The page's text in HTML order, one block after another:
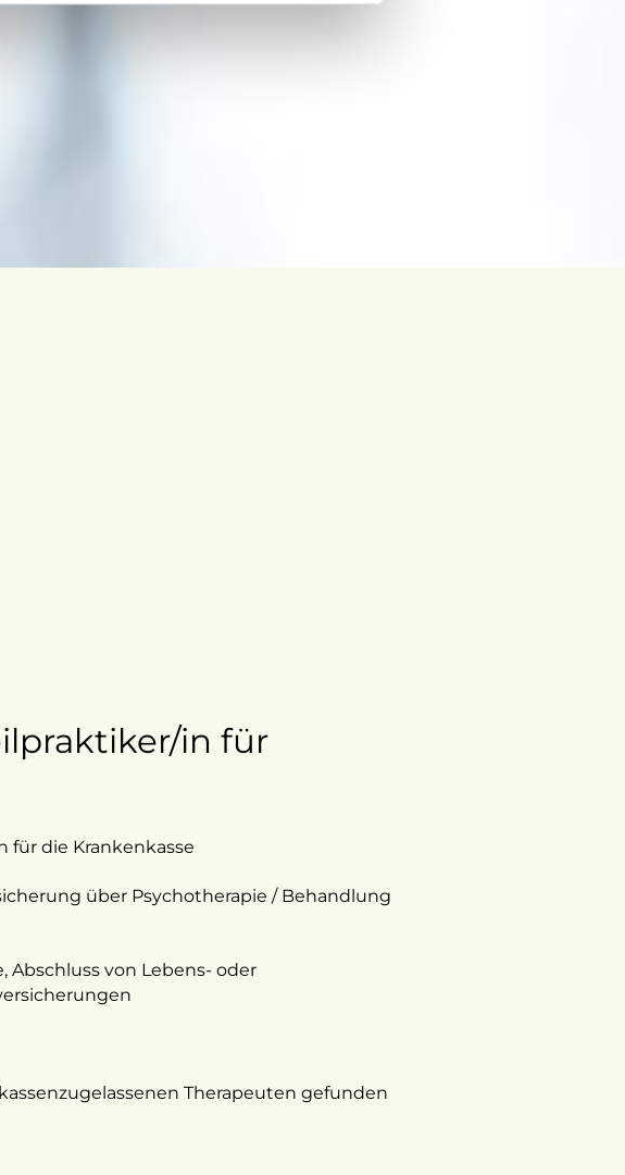
in für
für die Krankenkasse
über Psychotherapie / Behandlung
Abschluss von Lebens- oder
Therapeuten gefunden